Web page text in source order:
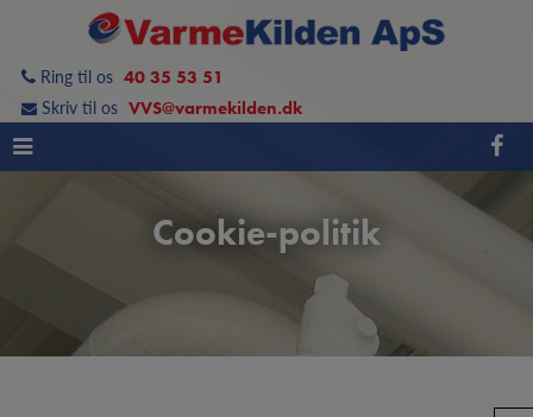
indholdet
Ring til os 40 35 53 51
Skriv til os VVS@varmekilden.dk
Cookie-politik